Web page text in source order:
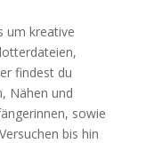
um kreative
findest du
Nähen und
sowie
bis hin